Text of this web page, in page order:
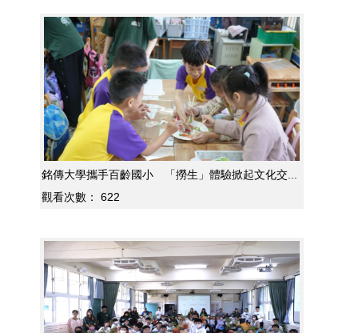
銘傳大學攜手百齡國小 「撈生」體驗掀起文化交...
觀看次數：
622